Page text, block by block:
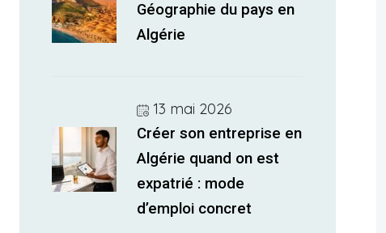
Géographie du pays en
Algérie
13 mai 2026
Créer son entreprise en
Algérie quand on est
expatrié : mode
d’emploi concret